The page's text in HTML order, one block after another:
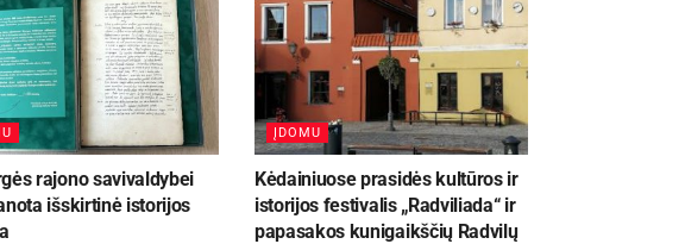
rajono savivaldybei
išskirtinė istorijos
ĮDOMU
Kėdainiuose prasidės kultūros ir
istorijos festivalis „Radviliada“ ir
papasakos kunigaikščių Radvilų